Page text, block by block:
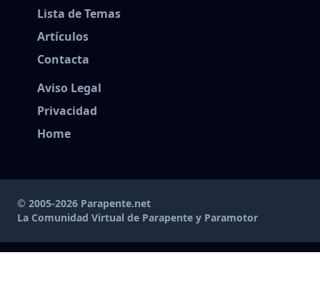
Lista de Temas
Artículos
Contacta
Aviso Legal
Privacidad
Home
© 2005-2026 Parapente.net
La Comunidad Virtual de Parapente y Paramotor